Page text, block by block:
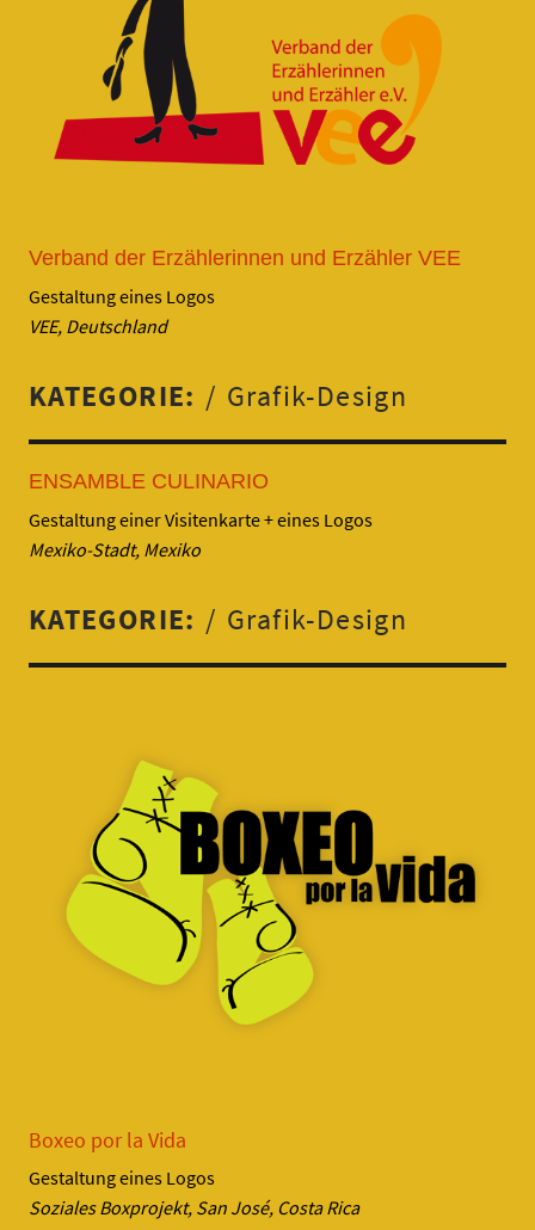
Verband der Erzählerinnen und Erzähler VEE
Gestaltung eines Logos
VEE, Deutschland
KATEGORIE: Grafik-Design
ENSAMBLE CULINARIO
Gestaltung einer Visitenkarte + eines Logos
Mexiko-Stadt, Mexiko
KATEGORIE: Grafik-Design
Boxeo por la Vida
Gestaltung eines Logos
Soziales Boxprojekt, San José, Costa Rica